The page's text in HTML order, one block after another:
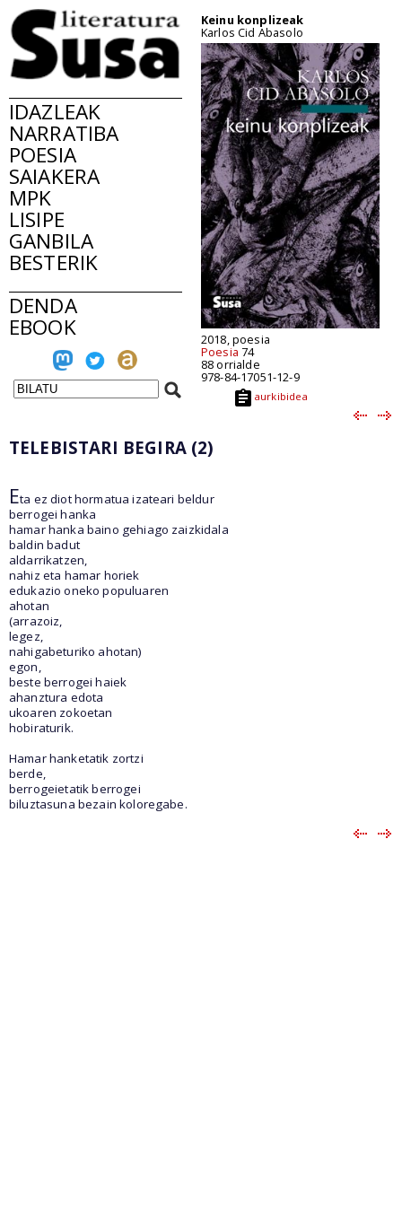
IDAZLEAK
NARRATIBA
POESIA
SAIAKERA
MPK
LISIPE
GANBILA
BESTERIK
DENDA
EBOOK
Keinu konplizeak
Karlos Cid Abasolo
2018, poesia
Poesia 74
88 orrialde
978-84-17051-12-9
aurkibidea
TELEBISTARI BEGIRA (2)
Eta ez diot hormatua izateari beldur
berrogei hanka
hamar hanka baino gehiago zaizkidala
baldin badut
aldarrikatzen,
nahiz eta hamar horiek
edukazio oneko populuaren
ahotan
(arrazoiz,
legez,
nahigabeturiko ahotan)
egon,
beste berrogei haiek
ahanztura edota
ukoaren zokoetan
hobiraturik.
Hamar hanketatik zortzi
berde,
berrogeietatik berrogei
biluztasuna bezain koloregabe.